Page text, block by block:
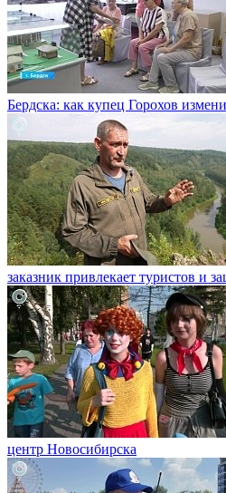
Бердска: как купец Горохов
заказник привлекает туристов и
центр Новосибирска